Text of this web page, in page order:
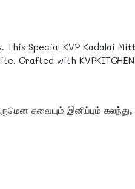
Special KVP Kadalai
Crafted with
சுவையும் இனிப்பும்